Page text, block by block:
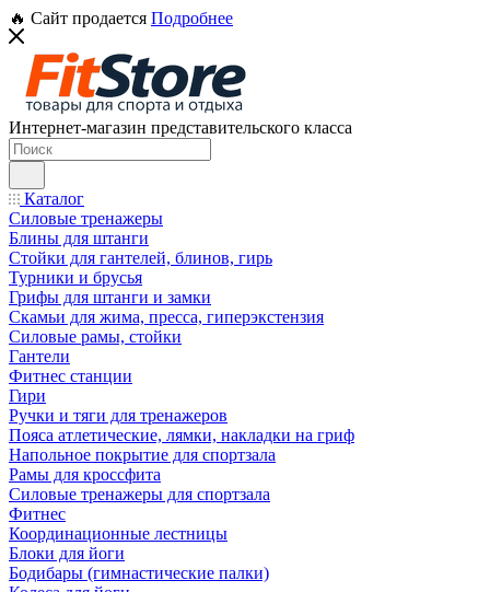
🔥 Сайт продается Подробнее
Интернет-магазин представительского класса
Каталог
Силовые тренажеры
Блины для штанги
Стойки для гантелей, блинов, гирь
Турники и брусья
Грифы для штанги и замки
Скамьи для жима, пресса, гиперэкстензия
Силовые рамы, стойки
Гантели
Фитнес станции
Гири
Ручки и тяги для тренажеров
Пояса атлетические, лямки, накладки на гриф
Напольное покрытие для спортзала
Рамы для кроссфита
Силовые тренажеры для спортзала
Фитнес
Координационные лестницы
Блоки для йоги
Бодибары (гимнастические палки)